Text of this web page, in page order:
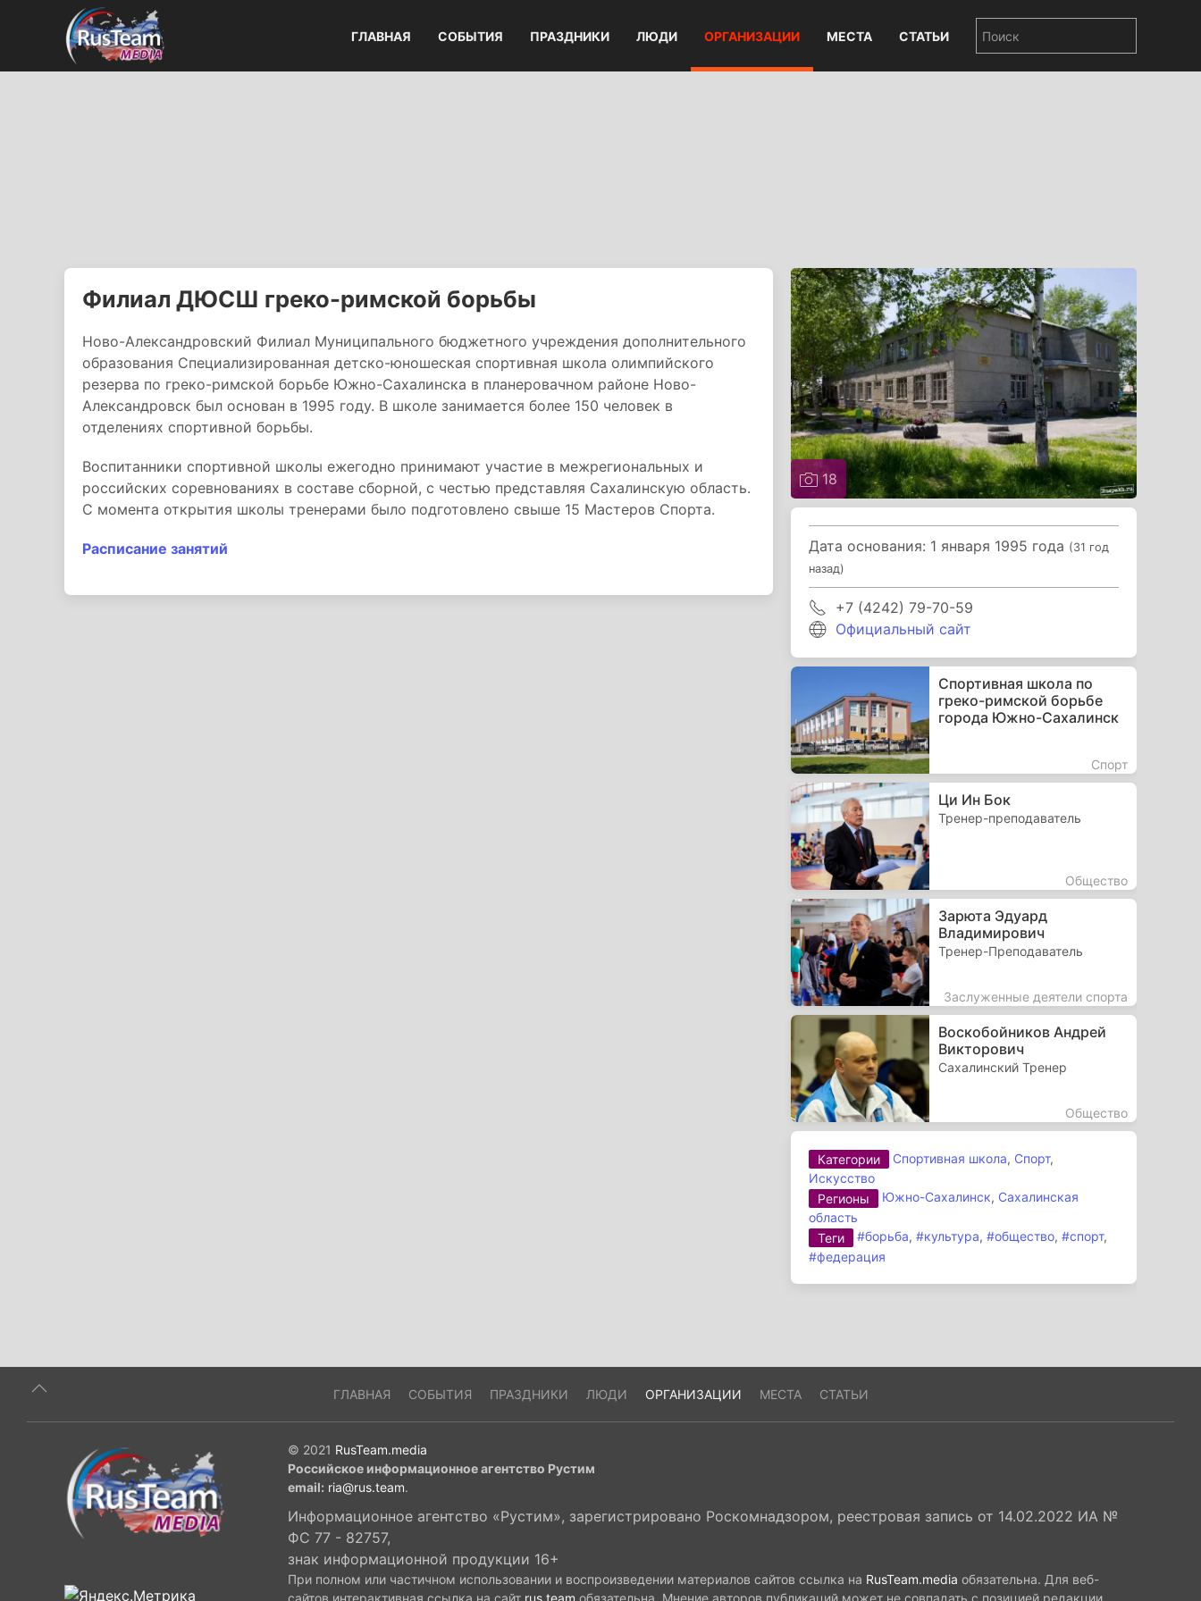
ГЛАВНАЯ СОБЫТИЯ ПРАЗДНИКИ ЛЮДИ ОРГАНИЗАЦИИ МЕСТА СТАТЬИ
Филиал ДЮСШ греко-римской борьбы
Ново-Александровский Филиал Муниципального бюджетного учреждения дополнительного
образования Специализированная детско-юношеская спортивная школа олимпийского
резерва по греко-римской борьбе Южно-Сахалинска в планеровачном районе Ново-
Александровск был основан в 1995 году. В школе занимается более 150 человек в
отделениях спортивной борьбы.
Воспитанники спортивной школы ежегодно принимают участие в межрегиональных и
российских соревнованиях в составе сборной, с честью представляя Сахалинскую область.
С момента открытия школы тренерами было подготовлено свыше 15 Мастеров Спорта.
Расписание занятий
18
Дата основания: 1 января 1995 года (31 год
назад)
+7 (4242) 79-70-59
Официальный сайт
Спортивная школа по
греко-римской борьбе
города Южно-Сахалинск
Спорт
Ци Ин Бок
Тренер-преподаватель
Общество
Зарюта Эдуард
Владимирович
Тренер-Преподаватель
Заслуженные деятели спорта
Воскобойников Андрей
Викторович
Сахалинский Тренер
Общество
Категории Спортивная школа, Спорт,
Искусство
Регионы
Южно-Сахалинск, Сахалинская
область
Теги
#борьба,#культура,#общество,#спорт,
#федерация
ГЛАВНАЯ СОБЫТИЯ ПРАЗДНИКИ ЛЮДИ ОРГАНИЗАЦИИ МЕСТА СТАТЬИ
© 2021 RusTeam.media
Российское информационное агентство Рустим
email: ria@rus.team.
Информационное агентство «Рустим», зарегистрировано Роскомнадзором, реестровая запись от 14.02.2022 ИА №
ФС 77 - 82757,
знак информационной продукции 16+
При полном или частичном использовании и воспроизведении материалов сайтов ссылка на RusTeam.media обязательна. Для веб-
сайтов интерактивная ссылка на сайт rus.team обязательна. Мнение авторов публикаций может не совпадать с позицией редакции